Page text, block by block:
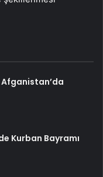
Afganistan’da
Kurban Bayramı